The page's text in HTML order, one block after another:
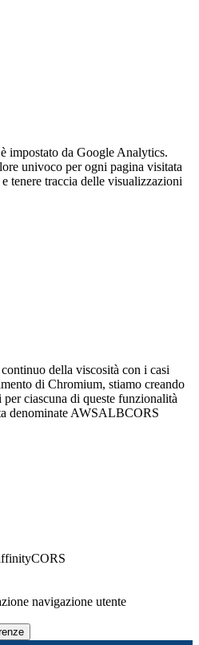
impostato da Google Analytics.
univoco per ogni pagina visitata
tenere traccia delle visualizzazioni
della viscosità con i casi
di Chromium, stiamo creando
ciascuna di queste funzionalità
denominate AWSALBCORS
navigazione utente